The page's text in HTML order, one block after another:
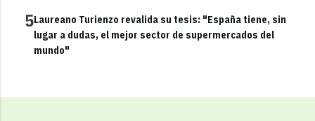
5Laureano Turienzo revalida su tesis: "España tiene, sin
lugar a dudas, el mejor sector de supermercados del
mundo"